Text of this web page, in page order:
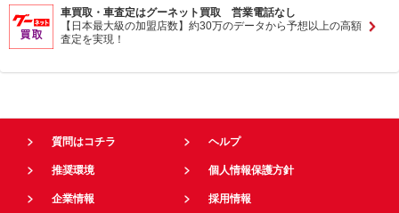
車買取・車査定はグーネット買取 営業電話なし
【日本最大級の加盟店数】約30万のデータから予想以上の高額
査定を実現！
質問はコチラ ヘルプ
推奨環境 個人情報保護方針
企業情報 採用情報